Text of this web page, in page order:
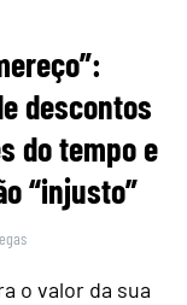
descontos
do tempo e
“injusto”
o valor da sua